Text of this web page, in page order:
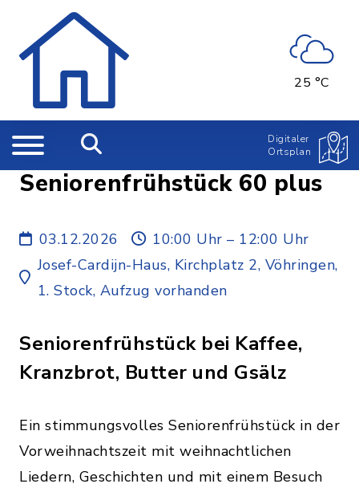
25 °C
Digitaler
Ortsplan
Seniorenfrühstück 60 plus
03.12.2026
10:00 Uhr – 12:00 Uhr
Josef-Cardijn-Haus, Kirchplatz 2, Vöhringen,
1. Stock, Aufzug vorhanden
Seniorenfrühstück bei Kaffee,
Kranzbrot, Butter und Gsälz
Ein stimmungsvolles Seniorenfrühstück in der
Vorweihnachtszeit mit weihnachtlichen
Liedern, Geschichten und mit einem Besuch